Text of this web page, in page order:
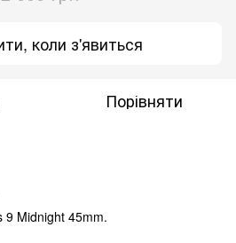
коли з'явиться
Порівняти
9 Midnight 45mm.